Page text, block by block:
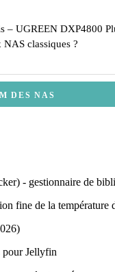
– UGREEN DXP4800
NAS classiques ?
DES NAS
- gestionnaire de
fine de la température
pour Jellyfin